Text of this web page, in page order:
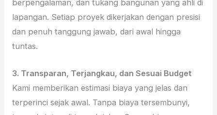
berpengalaman, dan tukang bangunan yang ahli di
lapangan. Setiap proyek dikerjakan dengan presisi
dan penuh tanggung jawab, dari awal hingga
tuntas.
3. Transparan, Terjangkau, dan Sesuai Budget
Kami memberikan estimasi biaya yang jelas dan
terperinci sejak awal. Tanpa biaya tersembunyi,